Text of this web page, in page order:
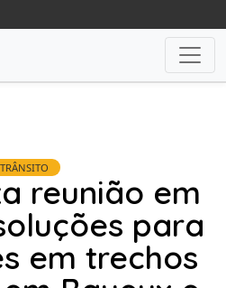
TRÂNSITO
reunião em
para
em trechos